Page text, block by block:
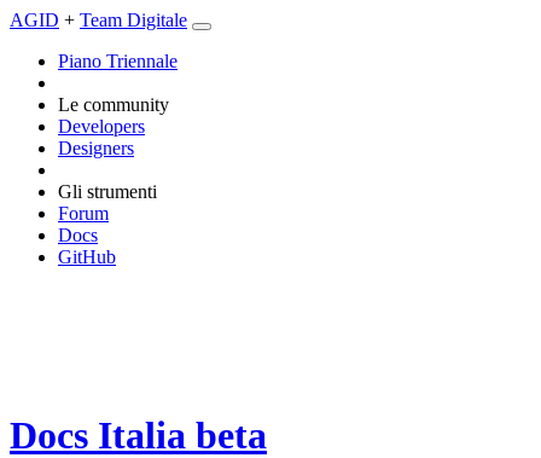
AGID + Team Digitale
Piano Triennale
Le community
Developers
Designers
Gli strumenti
Forum
Docs
GitHub
Docs Italia beta